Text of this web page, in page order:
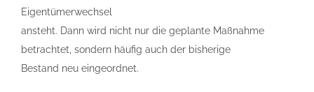
Eigentümerwechsel
ansteht. Dann wird nicht nur die geplante Maßnahme
betrachtet, sondern häufig auch der bisherige
Bestand neu eingeordnet.